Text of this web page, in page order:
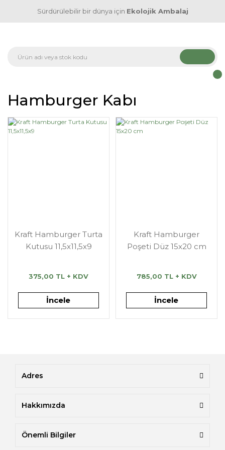
Sürdürülebilir bir dünya için Ekolojik Ambalaj
Hamburger Kabı
Kraft Hamburger Turta
Kutusu 11,5x11,5x9
375,00 TL + KDV
İncele
Kraft Hamburger
Poşeti Düz 15x20 cm
785,00 TL + KDV
İncele
Adres
Hakkımızda
Önemli Bilgiler